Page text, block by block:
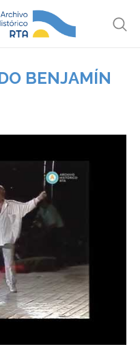
BENJAMÍN